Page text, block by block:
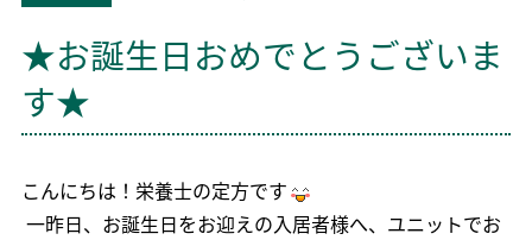
★お誕生日おめでとうございま
す★
こんにちは！栄養士の定方です
一昨日、お誕生日をお迎えの入居者様へ、ユニットでお